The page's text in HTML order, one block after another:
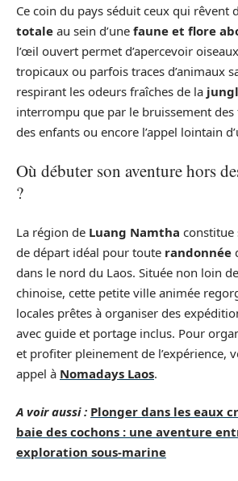
Ce coin du pays séduit ceux qui rêvent
totale au sein d’une faune et flore
l’œil ouvert permet d’apercevoir
tropicaux ou parfois traces d’animaux
respirant les odeurs fraîches de la
interrompu que par le bruissement des
des enfants ou encore l’appel lointain
Où débuter son aventure hors
?
La région de Luang Namtha constitue
de départ idéal pour toute randonnée
dans le nord du Laos. Située non loin
chinoise, cette petite ville animée
locales prêtes à organiser des
avec guide et portage inclus. Pour
et profiter pleinement de l’expérience,
appel à Nomadays Laos.
A voir aussi : Plonger dans les eaux
baie des cochons : une aventure
exploration sous-marine